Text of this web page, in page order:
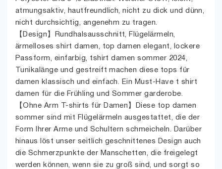
atmungsaktiv, hautfreundlich, nicht zu dick und dünn,
nicht durchsichtig, angenehm zu tragen.
【Design】Rundhalsausschnitt, Flügelärmeln,
ärmelloses shirt damen, top damen elegant, lockere
Passform, einfarbig, tshirt damen sommer 2024,
Tunikalänge und gestreift machen diese tops für
damen klassisch und einfach. Ein Must-Have t shirt
damen für die Frühling und Sommer garderobe.
【Ohne Arm T-shirts für Damen】Diese top damen
sommer sind mit Flügelärmeln ausgestattet, die der
Form Ihrer Arme und Schultern schmeicheln. Darüber
hinaus löst unser seitlich geschnittenes Design auch
die Schmerzpunkte der Manschetten, die freigelegt
werden können, wenn sie zu groß sind, und sorgt so